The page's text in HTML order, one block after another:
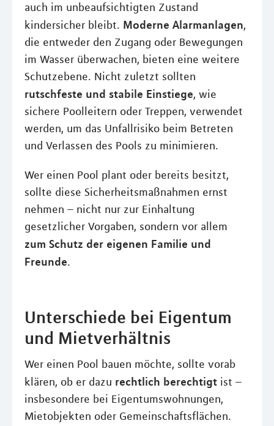
auch im unbeaufsichtigten Zustand
kindersicher bleibt. Moderne Alarmanlagen,
die entweder den Zugang oder Bewegungen
im Wasser überwachen, bieten eine weitere
Schutzebene. Nicht zuletzt sollten
rutschfeste und stabile Einstiege, wie
sichere Poolleitern oder Treppen, verwendet
werden, um das Unfallrisiko beim Betreten
und Verlassen des Pools zu minimieren.
Wer einen Pool plant oder bereits besitzt,
sollte diese Sicherheitsmaßnahmen ernst
nehmen – nicht nur zur Einhaltung
gesetzlicher Vorgaben, sondern vor allem
zum Schutz der eigenen Familie und
Freunde.
Unterschiede bei Eigentum
und Mietverhältnis
Wer einen Pool bauen möchte, sollte vorab
klären, ob er dazu rechtlich berechtigt ist –
insbesondere bei Eigentumswohnungen,
Mietobjekten oder Gemeinschaftsflächen.